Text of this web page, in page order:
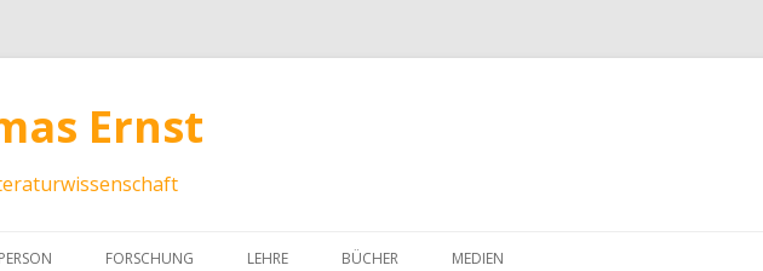
Ernst
to
PERSON FORSCHUNG LEHRE BÜCHER MEDIEN